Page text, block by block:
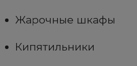
Жарочные шкафы
Кипятильники